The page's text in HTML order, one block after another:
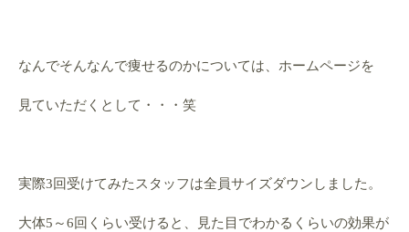
なんでそんなんで痩せるのかについては、ホームページを
見ていただくとして・・・笑
実際3回受けてみたスタッフは全員サイズダウンしました。
大体5～6回くらい受けると、見た目でわかるくらいの効果が